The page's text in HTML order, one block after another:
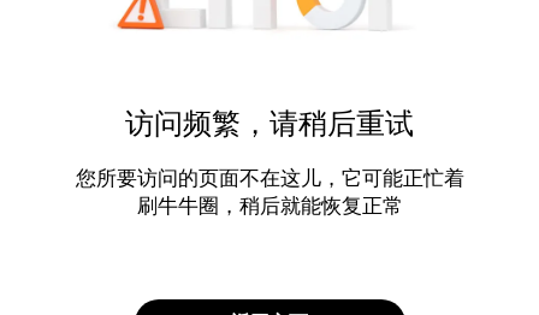
访问频繁，请稍后重试
您所要访问的页面不在这儿，它可能正忙着
刷牛牛圈，稍后就能恢复正常